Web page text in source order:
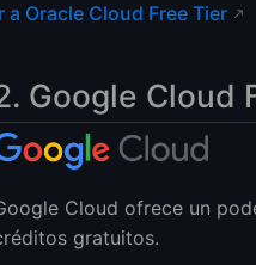
a Oracle Cloud Free Tier
Google Cloud
Cloud ofrece un
gratuitos.